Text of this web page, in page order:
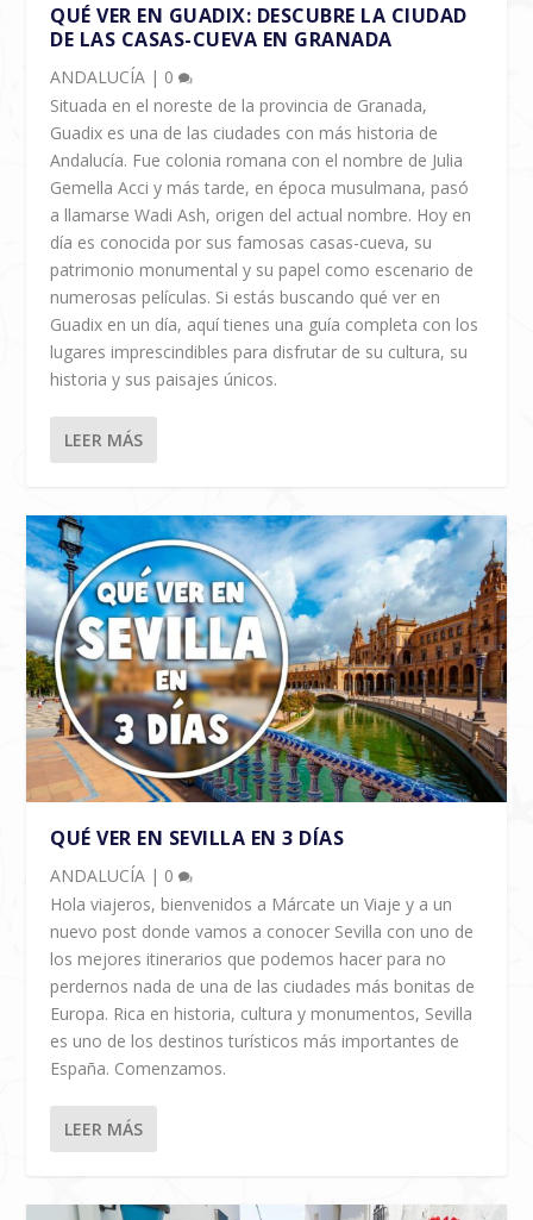
QUÉ VER EN GUADIX: DESCUBRE LA CIUDAD
DE LAS CASAS-CUEVA EN GRANADA
ANDALUCÍA | 0
Situada en el noreste de la provincia de Granada,
Guadix es una de las ciudades con más historia de
Andalucía. Fue colonia romana con el nombre de Julia
Gemella Acci y más tarde, en época musulmana, pasó
a llamarse Wadi Ash, origen del actual nombre. Hoy en
día es conocida por sus famosas casas-cueva, su
patrimonio monumental y su papel como escenario de
numerosas películas. Si estás buscando qué ver en
Guadix en un día, aquí tienes una guía completa con los
lugares imprescindibles para disfrutar de su cultura, su
historia y sus paisajes únicos.
LEER MÁS
QUÉ VER EN SEVILLA EN 3 DÍAS
ANDALUCÍA | 0
Hola viajeros, bienvenidos a Márcate un Viaje y a un
nuevo post donde vamos a conocer Sevilla con uno de
los mejores itinerarios que podemos hacer para no
perdernos nada de una de las ciudades más bonitas de
Europa. Rica en historia, cultura y monumentos, Sevilla
es uno de los destinos turísticos más importantes de
España. Comenzamos.
LEER MÁS